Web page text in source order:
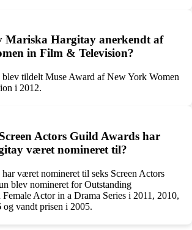
Mariska Hargitay anerkendt af
in Film & Television?
tildelt Muse Award af New York Women
i 2012.
Actors Guild Awards har
været nomineret til?
været nomineret til seks Screen Actors
blev nomineret for Outstanding
Female Actor in a Drama Series i 2011, 2010,
og vandt prisen i 2005.